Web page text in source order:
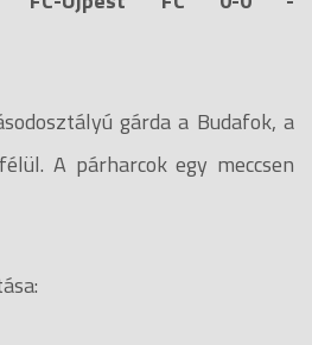
gárda a Budafok, a
A párharcok egy meccsen